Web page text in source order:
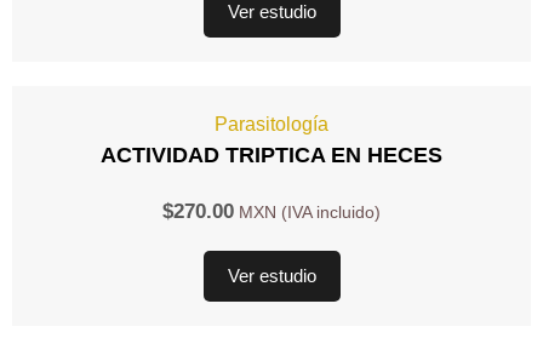
Ver estudio
Parasitología
ACTIVIDAD TRIPTICA EN HECES
$270.00
Ver estudio